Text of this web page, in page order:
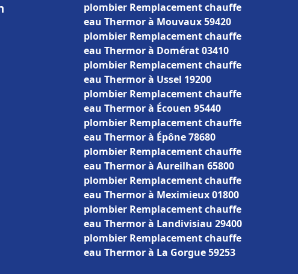
plombier Remplacement chauffe
eau Thermor à Mouvaux 59420
plombier Remplacement chauffe
eau Thermor à Domérat 03410
plombier Remplacement chauffe
eau Thermor à Ussel 19200
plombier Remplacement chauffe
eau Thermor à Écouen 95440
plombier Remplacement chauffe
eau Thermor à Épône 78680
plombier Remplacement chauffe
eau Thermor à Aureilhan 65800
plombier Remplacement chauffe
eau Thermor à Meximieux 01800
plombier Remplacement chauffe
eau Thermor à Landivisiau 29400
plombier Remplacement chauffe
eau Thermor à La Gorgue 59253